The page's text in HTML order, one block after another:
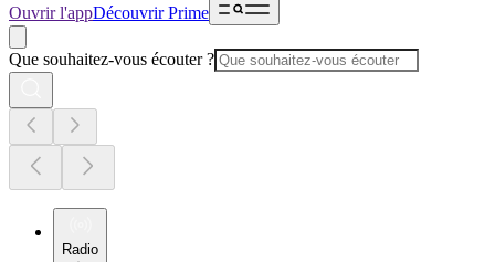
Ouvrir l'appDécouvrir Prime
Que souhaitez-vous écouter ?
Radio